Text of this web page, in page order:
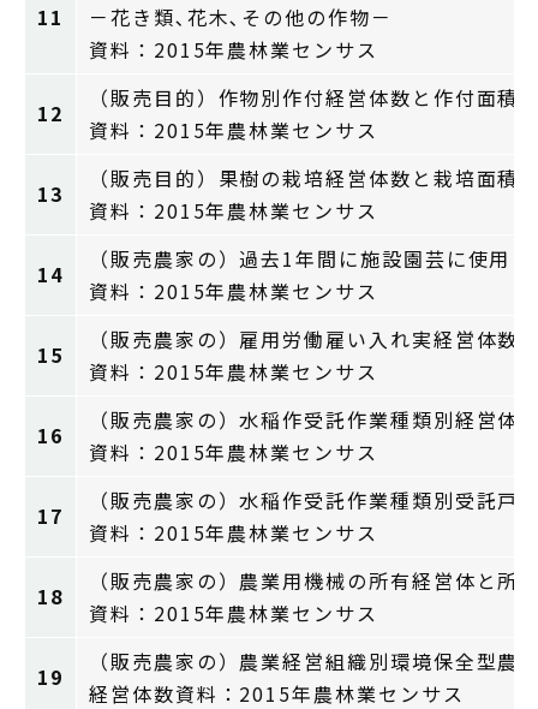
11
－花き類､花木､その他の作物－
資料：2015年農林業センサス
12
（販売目的）作物別作付経営体数と作付面積
資料：2015年農林業センサス
13
（販売目的）果樹の栽培経営体数と栽培面積
資料：2015年農林業センサス
14
（販売農家の）過去1年間に施設園芸に使用
資料：2015年農林業センサス
15
（販売農家の）雇用労働雇い入れ実経営体数
資料：2015年農林業センサス
16
（販売農家の）水稲作受託作業種類別経営体
資料：2015年農林業センサス
17
（販売農家の）水稲作受託作業種類別受託戸
資料：2015年農林業センサス
18
（販売農家の）農業用機械の所有経営体と所
資料：2015年農林業センサス
19
（販売農家の）農業経営組織別環境保全型農
経営体数資料：2015年農林業センサス